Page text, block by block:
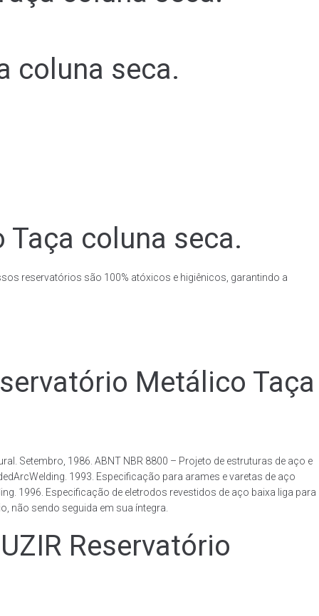
coluna seca.
coluna seca.
reservatórios são 100% atóxicos e higiênicos, garantindo a
Metálico Taça
Setembro, 1986. ABNT NBR 8800 – Projeto de estruturas de aço e
1993. Especificação para arames e varetas de aço
1996. Especificação de eletrodos revestidos de aço baixa liga para
não sendo seguida em sua íntegra.
Reservatório